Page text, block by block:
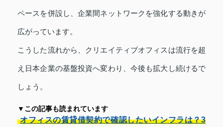
ペースを併設し、企業間ネットワークを強化する動きが
広がっています。
こうした流れから、クリエイティブオフィスは流行を超
え日本企業の基盤投資へ変わり、今後も拡大し続けるで
しょう。
▼この記事も読まれています
オフィスの賃貸借契約で確認したいインフラは？3